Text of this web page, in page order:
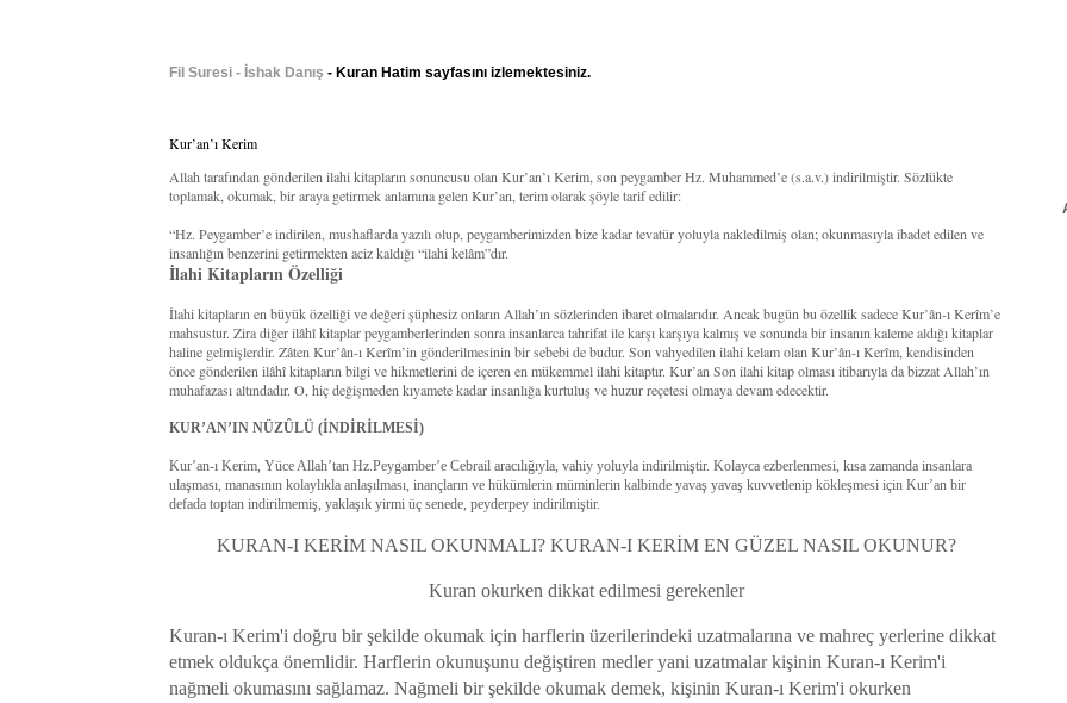
Fil Suresi - İshak Danış - Kuran Hatim sayfasını izlemektesiniz.
Kur’an’ı Kerim
Allah tarafından gönderilen ilahi kitapların sonuncusu olan Kur’an’ı Kerim, son peygamber Hz. Muhammed’e (s.a.v.) indirilmiştir. Sözlükte
toplamak, okumak, bir araya getirmek anlamına gelen Kur’an, terim olarak şöyle tarif edilir:
“Hz. Peygamber’e indirilen, mushaflarda yazılı olup, peygamberimizden bize kadar tevatür yoluyla nakledilmiş olan; okunmasıyla ibadet edilen ve
insanlığın benzerini getirmekten aciz kaldığı “ilahi kelâm”dır.
İlahi Kitapların Özelliği
İlahi kitapların en büyük özelliği ve değeri şüphesiz onların Allah’ın sözlerinden ibaret olmalarıdır. Ancak bugün bu özellik sadece Kur’ân-ı Kerîm’e
mahsustur. Zira diğer ilâhî kitaplar peygamberlerinden sonra insanlarca tahrifat ile karşı karşıya kalmış ve sonunda bir insanın kaleme aldığı kitaplar
haline gelmişlerdir. Zâten Kur’ân-ı Kerîm’in gönderilmesinin bir sebebi de budur. Son vahyedilen ilahi kelam olan Kur’ân-ı Kerîm, kendisinden
önce gönderilen ilâhî kitapların bilgi ve hikmetlerini de içeren en mükemmel ilahi kitaptır. Kur’an Son ilahi kitap olması itibarıyla da bizzat Allah’ın
muhafazası altındadır. O, hiç değişmeden kıyamete kadar insanlığa kurtuluş ve huzur reçetesi olmaya devam edecektir.
KUR’AN’IN NÜZÛLÜ (İNDİRİLMESİ)
Kur’an-ı Kerim, Yüce Allah’tan Hz.Peygamber’e Cebrail aracılığıyla, vahiy yoluyla indirilmiştir. Kolayca ezberlenmesi, kısa zamanda insanlara
ulaşması, manasının kolaylıkla anlaşılması, inançların ve hükümlerin müminlerin kalbinde yavaş yavaş kuvvetlenip kökleşmesi için Kur’an bir
defada toptan indirilmemiş, yaklaşık yirmi üç senede, peyderpey indirilmiştir.
KURAN-I KERİM NASIL OKUNMALI? KURAN-I KERİM EN GÜZEL NASIL OKUNUR?
Kuran okurken dikkat edilmesi gerekenler
Kuran-ı Kerim'i doğru bir şekilde okumak için harflerin üzerilerindeki uzatmalarına ve mahreç yerlerine dikkat
etmek oldukça önemlidir. Harflerin okunuşunu değiştiren medler yani uzatmalar kişinin Kuran-ı Kerim'i
nağmeli okumasını sağlamaz. Nağmeli bir şekilde okumak demek, kişinin Kuran-ı Kerim'i okurken